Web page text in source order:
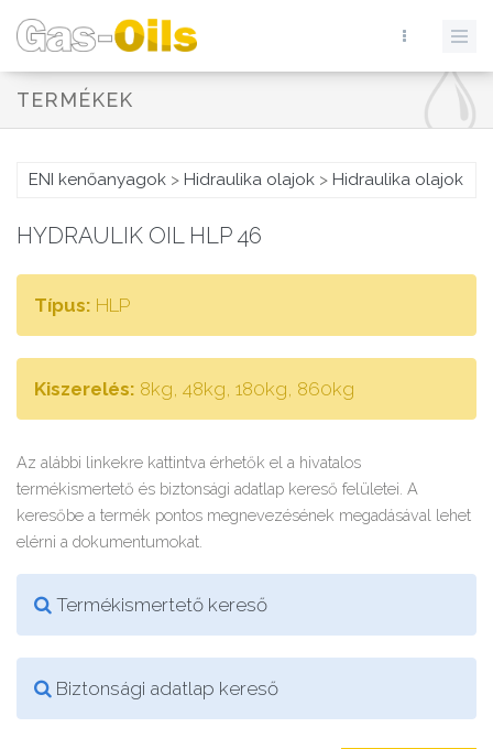
TERMÉKEK
ENI kenőanyagok > Hidraulika olajok > Hidraulika olajok
HYDRAULIK OIL HLP 46
Típus: HLP
Kiszerelés: 8kg, 48kg, 180kg, 860kg
Az alábbi linkekre kattintva érhetők el a hivatalos
termékismertető és biztonsági adatlap kereső felületei. A
keresőbe a termék pontos megnevezésének megadásával lehet
elérni a dokumentumokat.
Termékismertető kereső
Biztonsági adatlap kereső